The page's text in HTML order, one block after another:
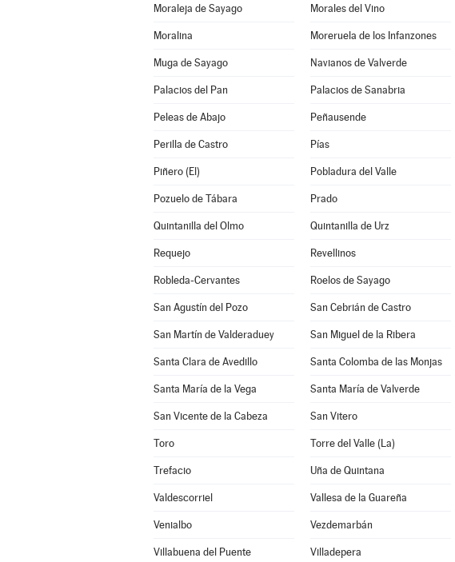
Moraleja de Sayago Morales del Vino
Moralina Moreruela de los Infanzones
Muga de Sayago Navianos de Valverde
Palacios del Pan Palacios de Sanabria
Peleas de Abajo Peñausende
Perilla de Castro Pías
Piñero (El) Pobladura del Valle
Pozuelo de Tábara Prado
Quintanilla del Olmo Quintanilla de Urz
Requejo Revellinos
Robleda-Cervantes Roelos de Sayago
San Agustín del Pozo San Cebrián de Castro
San Martín de Valderaduey San Miguel de la Ribera
Santa Clara de Avedillo Santa Colomba de las Monjas
Santa María de la Vega Santa María de Valverde
San Vicente de la Cabeza San Vitero
Toro Torre del Valle (La)
Trefacio Uña de Quintana
Valdescorriel Vallesa de la Guareña
Venialbo Vezdemarbán
Villabuena del Puente Villadepera